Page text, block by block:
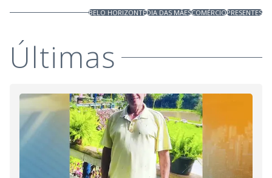
BELO HORIZONTEDIA DAS MÃESCOMÉRCIOPRESENTES
Últimas